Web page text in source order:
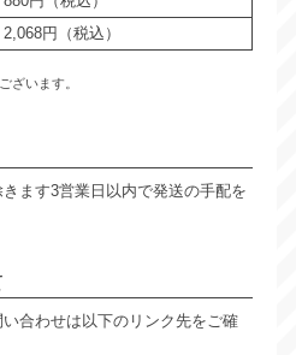
2,068円（税込）
ざいます。
ます3営業日以内で発送の手配を
合わせは以下のリンク先をご確